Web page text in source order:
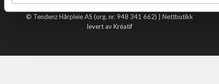
Handle hos oss
© Tendenz Hårpleie AS (org. nr. 948 341 662) | Nettbutikk
levert av Kréatif